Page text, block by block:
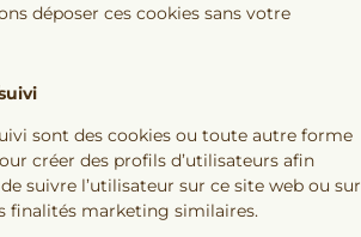
déposer ces cookies sans votre
sont des cookies ou toute autre forme
créer des profils d’utilisateurs afin
suivre l’utilisateur sur ce site web ou sur
finalités marketing similaires.